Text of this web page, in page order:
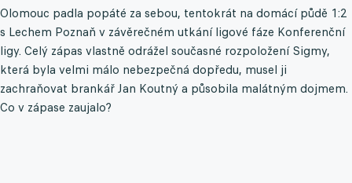
Olomouc padla popáté za sebou, tentokrát na domácí půdě 1:2
s Lechem Poznaň v závěrečném utkání ligové fáze Konferenční
ligy. Celý zápas vlastně odrážel současné rozpoložení Sigmy,
která byla velmi málo nebezpečná dopředu, musel ji
zachraňovat brankář Jan Koutný a působila malátným dojmem.
Co v zápase zaujalo?